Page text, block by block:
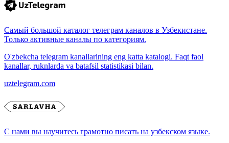
Самый большой каталог телеграм каналов в Узбекистане.
Только активные каналы по категориям.
O'zbekcha telegram kanallarining eng katta katalogi. Faqt faol
kanallar, ruknlarda va batafsil statistikasi bilan.
uztelegram.com
С нами вы научитесь грамотно писать на узбекском языке.